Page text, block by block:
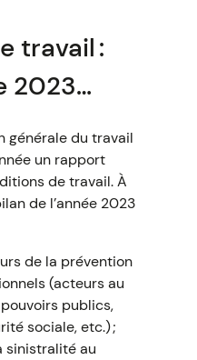
travail :
2023…
générale du travail
un rapport
de travail. À
de l’année 2023
de la prévention
(acteurs au
publics,
sociale, etc.) ;
sinistralité au